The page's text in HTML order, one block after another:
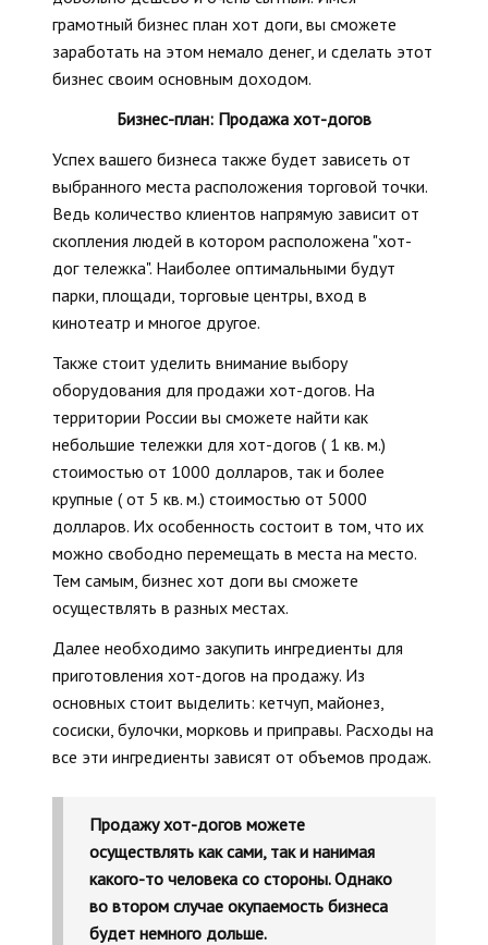
грамотный бизнес план хот доги, вы сможете
заработать на этом немало денег, и сделать этот
бизнес своим основным доходом.
Бизнес-план: Продажа хот-догов
Успех вашего бизнеса также будет зависеть от
выбранного места расположения торговой точки.
Ведь количество клиентов напрямую зависит от
скопления людей в котором расположена "хот-
дог тележка". Наиболее оптимальными будут
парки, площади, торговые центры, вход в
кинотеатр и многое другое.
Также стоит уделить внимание выбору
оборудования для продажи хот-догов. На
территории России вы сможете найти как
небольшие тележки для хот-догов ( 1 кв. м.)
стоимостью от 1000 долларов, так и более
крупные ( от 5 кв. м.) стоимостью от 5000
долларов. Их особенность состоит в том, что их
можно свободно перемещать в места на место.
Тем самым, бизнес хот доги вы сможете
осуществлять в разных местах.
Далее необходимо закупить ингредиенты для
приготовления хот-догов на продажу. Из
основных стоит выделить: кетчуп, майонез,
сосиски, булочки, морковь и приправы. Расходы на
все эти ингредиенты зависят от объемов продаж.
Продажу хот-догов можете
осуществлять как сами, так и нанимая
какого-то человека со стороны. Однако
во втором случае окупаемость бизнеса
будет немного дольше.